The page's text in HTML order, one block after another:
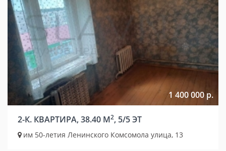
1 400 000 р.
2-К. КВАРТИРА, 38.40 М2, 5/5 ЭТ
им 50-летия Ленинского Комсомола улица, 13